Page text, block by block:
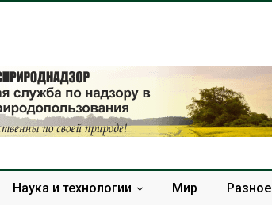
Наука и технологии Мир Разное